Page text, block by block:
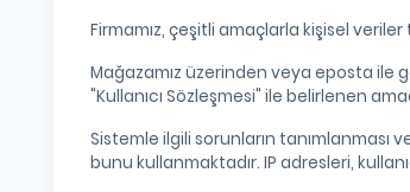
Firmamız, çeşitli amaçlarla kişisel
Mağazamız üzerinden veya eposta ile
"Kullanıcı Sözleşmesi" ile belirlenen
Sistemle ilgili sorunların tanımlanması
bunu kullanmaktadır. IP adresleri,